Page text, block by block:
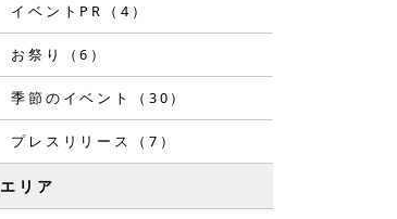
イベントPR（4）
お祭り（6）
季節のイベント（30）
プレスリリース（7）
エリア